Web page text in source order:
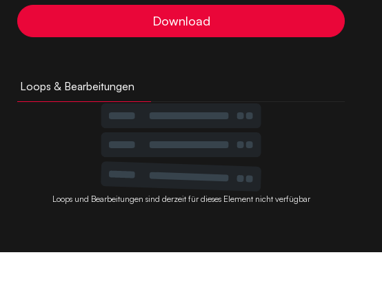
Download
Loops & Bearbeitungen
Loops und Bearbeitungen sind derzeit für dieses Element nicht verfügbar